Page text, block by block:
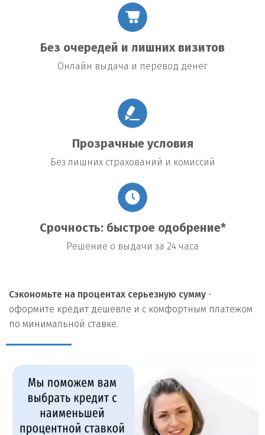
Без очередей и лишних визитов
Онлайн выдача и перевод денег
Прозрачные условия
Без лишних страхований и комиссий
Срочность: быстрое одобрение*
Решение о выдачи за 24 часа
Сэкономьте на процентах серьезную сумму -
оформите кредит дешевле и с комфортным платежом
по минимальной ставке.